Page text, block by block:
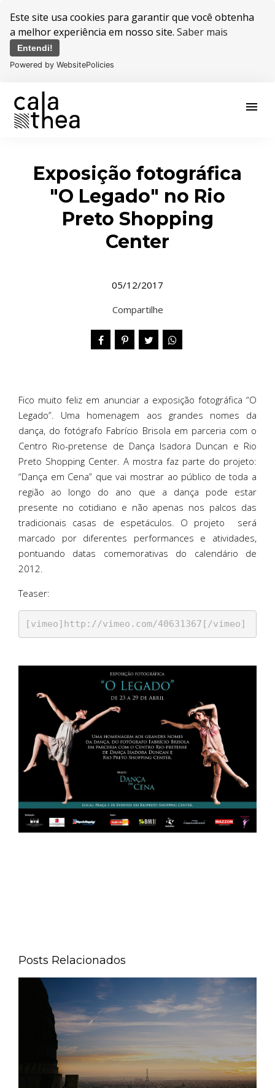
Este site usa cookies para garantir que você obtenha
a melhor experiência em nosso site. Saber mais
Entendi!
Powered by WebsitePolicies
menu
Exposição fotográfica
"O Legado" no Rio
Preto Shopping
Center
05/12/2017
Compartilhe
Fico muito feliz em anunciar a exposição fotográfica “O
Legado”. Uma homenagem aos grandes nomes da
dança, do fotógrafo Fabrício Brisola em parceria com o
Centro Rio-pretense de Dança Isadora Duncan e Rio
Preto Shopping Center. A mostra faz parte do projeto:
“Dança em Cena” que vai mostrar ao público de toda a
região ao longo do ano que a dança pode estar
presente no cotidiano e não apenas nos palcos das
tradicionais casas de espetáculos. O projeto será
marcado por diferentes performances e atividades,
pontuando datas comemorativas do calendário de
2012.
Teaser:
[vimeo]http://vimeo.com/40631367[/vimeo]
Posts Relacionados